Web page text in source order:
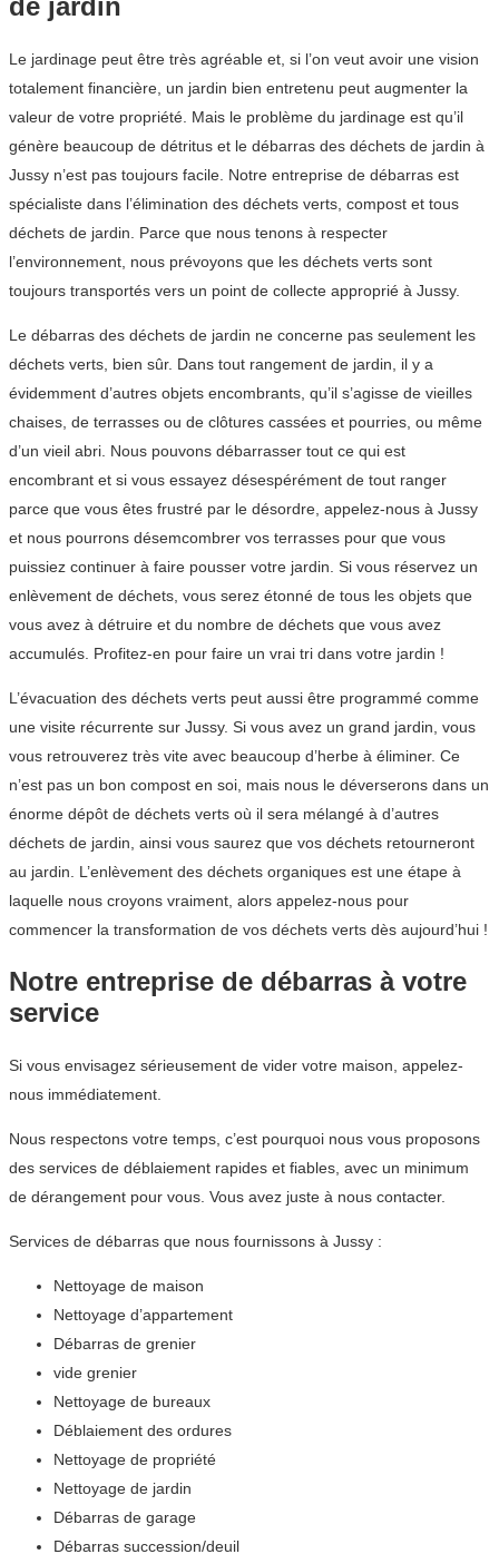
Le jardinage peut être très agréable et, si l’on veut avoir une vision
totalement financière, un jardin bien entretenu peut augmenter la
valeur de votre propriété. Mais le problème du jardinage est qu’il
génère beaucoup de détritus et le débarras des déchets de jardin à
Jussy n’est pas toujours facile. Notre entreprise de débarras est
spécialiste dans l’élimination des déchets verts, compost et tous
déchets de jardin. Parce que nous tenons à respecter
l’environnement, nous prévoyons que les déchets verts sont
toujours transportés vers un point de collecte approprié à Jussy.
Le débarras des déchets de jardin ne concerne pas seulement les
déchets verts, bien sûr. Dans tout rangement de jardin, il y a
évidemment d’autres objets encombrants, qu’il s’agisse de vieilles
chaises, de terrasses ou de clôtures cassées et pourries, ou même
d’un vieil abri. Nous pouvons débarrasser tout ce qui est
encombrant et si vous essayez désespérément de tout ranger
parce que vous êtes frustré par le désordre, appelez-nous à Jussy
et nous pourrons désemcombrer vos terrasses pour que vous
puissiez continuer à faire pousser votre jardin. Si vous réservez un
enlèvement de déchets, vous serez étonné de tous les objets que
vous avez à détruire et du nombre de déchets que vous avez
accumulés. Profitez-en pour faire un vrai tri dans votre jardin !
L’évacuation des déchets verts peut aussi être programmé comme
une visite récurrente sur Jussy. Si vous avez un grand jardin, vous
vous retrouverez très vite avec beaucoup d’herbe à éliminer. Ce
n’est pas un bon compost en soi, mais nous le déverserons dans un
énorme dépôt de déchets verts où il sera mélangé à d’autres
déchets de jardin, ainsi vous saurez que vos déchets retourneront
au jardin. L’enlèvement des déchets organiques est une étape à
laquelle nous croyons vraiment, alors appelez-nous pour
commencer la transformation de vos déchets verts dès aujourd’hui !
Notre entreprise de débarras à votre
service
Si vous envisagez sérieusement de vider votre maison, appelez-
nous immédiatement.
Nous respectons votre temps, c’est pourquoi nous vous proposons
des services de déblaiement rapides et fiables, avec un minimum
de dérangement pour vous. Vous avez juste à nous contacter.
Services de débarras que nous fournissons à Jussy :
Nettoyage de maison
Nettoyage d’appartement
Débarras de grenier
vide grenier
Nettoyage de bureaux
Déblaiement des ordures
Nettoyage de propriété
Nettoyage de jardin
Débarras de garage
Débarras succession/deuil